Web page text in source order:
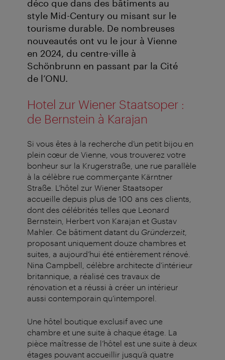
déco que dans des bâtiments au
style Mid-Century ou misant sur le
tourisme durable. De nombreuses
nouveautés ont vu le jour à Vienne
en 2024, du centre-ville à
Schönbrunn en passant par la Cité
de l’ONU.
Hotel zur Wiener Staatsoper :
de Bernstein à Karajan
Si vous êtes à la recherche d’un petit bijou en
plein cœur de Vienne, vous trouverez votre
bonheur sur la Krugerstraße, une rue parallèle
à la célèbre rue commerçante Kärntner
Straße. L’hôtel zur Wiener Staatsoper
accueille depuis plus de 100 ans ces clients,
dont des célébrités telles que Leonard
Bernstein, Herbert von Karajan et Gustav
Mahler. Ce bâtiment datant du Gründerzeit,
proposant uniquement douze chambres et
suites, a aujourd’hui été entièrement rénové.
Nina Campbell, célèbre architecte d’intérieur
britannique, a réalisé ces travaux de
rénovation et a réussi à créer un intérieur
aussi contemporain qu’intemporel.
Une hôtel boutique exclusif avec une
chambre et une suite à chaque étage. La
pièce maîtresse de l’hôtel est une suite à deux
étages pouvant accueillir jusqu’à quatre